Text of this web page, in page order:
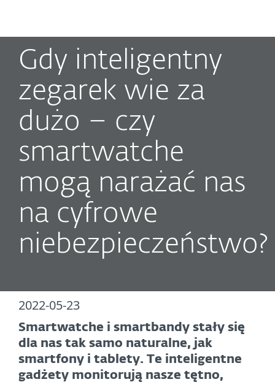
Gdy inteligentny
zegarek wie za
dużo – czy
smartwatche
mogą narażać nas
na cyfrowe
niebezpieczeństwo?
2022-05-23
Smartwatche i smartbandy stały się
dla nas tak samo naturalne, jak
smartfony i tablety. Te inteligentne
gadżety monitorują nasze tętno,